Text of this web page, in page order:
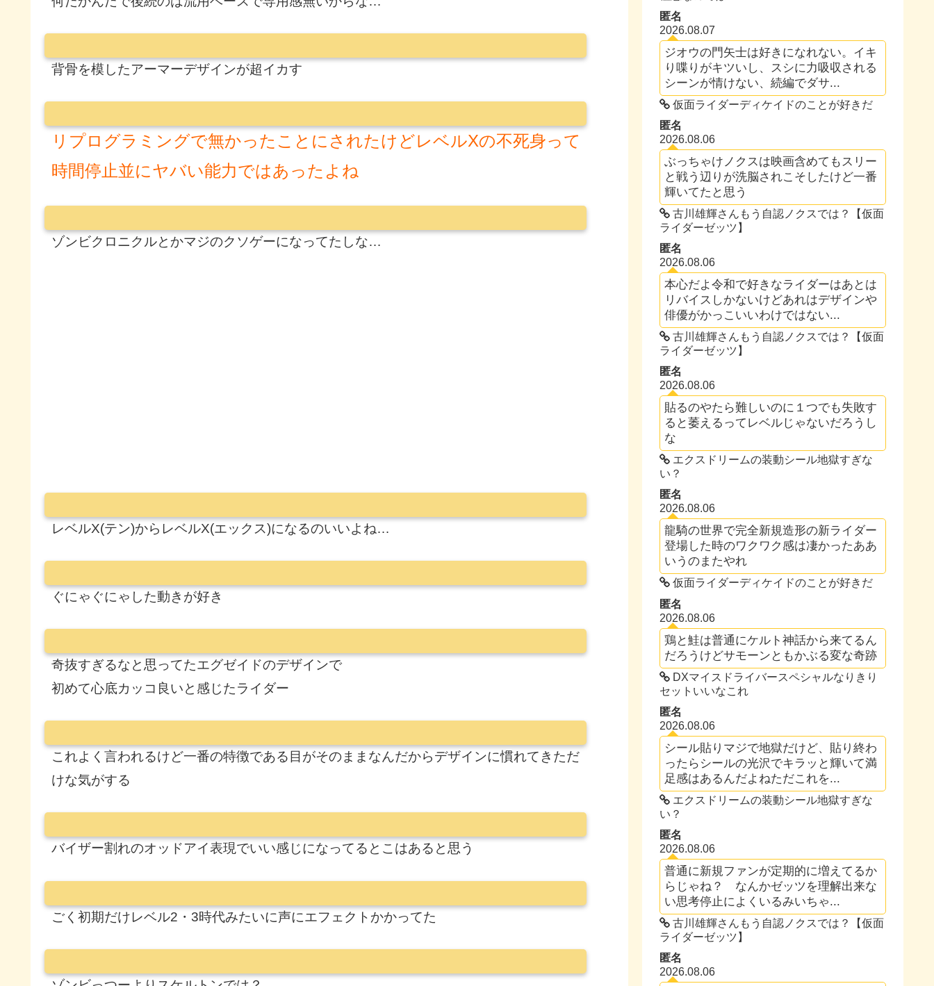
背骨を模したアーマーデザインが超イカす
リプログラミングで無かったことにされたけどレベルXの不死身って
時間停止並にヤバい能力ではあったよね
ゾンビクロニクルとかマジのクソゲーになってたしな…
レベルX(テン)からレベルX(エックス)になるのいいよね…
ぐにゃぐにゃした動きが好き
奇抜すぎるなと思ってたエグゼイドのデザインで
初めて心底カッコ良いと感じたライダー
これよく言われるけど一番の特徴である目がそのままなんだからデザインに慣れてきただ
けな気がする
バイザー割れのオッドアイ表現でいい感じになってるとこはあると思う
ごく初期だけレベル2・3時代みたいに声にエフェクトかかってた
匿名
2026.08.07
ジオウの門矢士は好きになれない。イキ
り喋りがキツいし、スシに力吸収される
シーンが情けない、続編でダサ...
仮面ライダーディケイドのことが好きだ
匿名
2026.08.06
ぶっちゃけノクスは映画含めてもスリー
と戦う辺りが洗脳されこそしたけど一番
輝いてたと思う
古川雄輝さんもう自認ノクスでは？【仮面
ライダーゼッツ】
匿名
2026.08.06
本心だよ令和で好きなライダーはあとは
リバイスしかないけどあれはデザインや
俳優がかっこいいわけではない...
古川雄輝さんもう自認ノクスでは？【仮面
ライダーゼッツ】
匿名
2026.08.06
貼るのやたら難しいのに１つでも失敗す
ると萎えるってレベルじゃないだろうし
な
エクスドリームの装動シール地獄すぎな
い？
匿名
2026.08.06
龍騎の世界で完全新規造形の新ライダー
登場した時のワクワク感は凄かったああ
いうのまたやれ
仮面ライダーディケイドのことが好きだ
匿名
2026.08.06
鶏と鮭は普通にケルト神話から来てるん
だろうけどサモーンともかぶる変な奇跡
DXマイスドライバースペシャルなりきり
セットいいなこれ
匿名
2026.08.06
シール貼りマジで地獄だけど、貼り終わ
ったらシールの光沢でキラッと輝いて満
足感はあるんだよねただこれを...
エクスドリームの装動シール地獄すぎな
い？
匿名
2026.08.06
普通に新規ファンが定期的に増えてるか
らじゃね？ なんかゼッツを理解出来な
い思考停止によくいるみいちゃ...
古川雄輝さんもう自認ノクスでは？【仮面
ライダーゼッツ】
匿名
2026.08.06